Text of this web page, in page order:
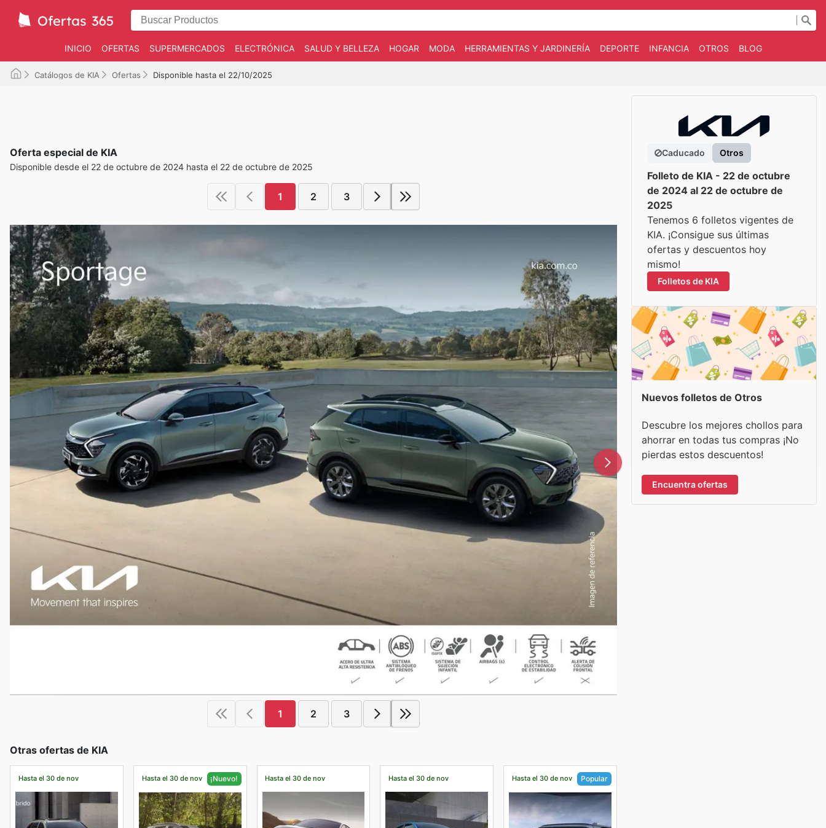
INICIO OFERTAS SUPERMERCADOS ELECTRÓNICA SALUD Y BELLEZA HOGAR MODA HERRAMIENTAS Y JARDINERÍA DEPORTE INFANCIA OTROS BLOG
Catálogos de KIA Ofertas Disponible hasta el 22/10/2025
Oferta especial de KIA
Disponible desde el 22 de octubre de 2024 hasta el 22 de octubre de 2025
1 2 3
1 2 3
Otras ofertas de KIA
Hasta el 30 de nov Hasta el 30 de nov ¡Nuevo! Hasta el 30 de nov Hasta el 30 de nov Hasta el 30 de nov Popular
Caducado Otros
Folleto de KIA - 22 de octubre
de 2024 al 22 de octubre de
2025
Tenemos 6 folletos vigentes de
KIA. ¡Consigue sus últimas
ofertas y descuentos hoy
mismo!
Folletos de KIA
Nuevos folletos de Otros
Descubre los mejores chollos para
ahorrar en todas tus compras ¡No
pierdas estos descuentos!
Encuentra ofertas